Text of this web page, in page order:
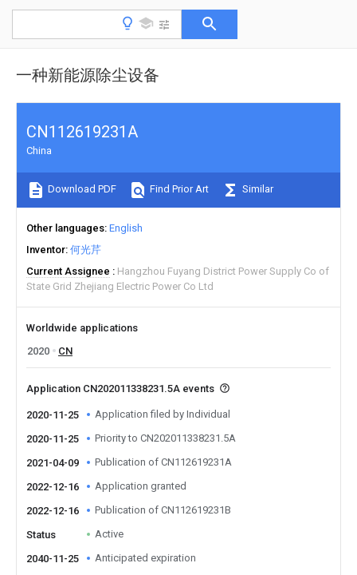
一种新能源除尘设备
CN112619231A
China
Download PDF Find Prior Art Similar
Other languages English
Inventor 何光芹
Current Assignee
Hangzhou Fuyang District Power Supply Co of
State Grid Zhejiang Electric Power Co Ltd
Worldwide applications
2020
CN
Application CN202011338231.5A events
2020-11-25 Application filed by Individual
2020-11-25 Priority to CN202011338231.5A
2021-04-09 Publication of CN112619231A
2022-12-16 Application granted
2022-12-16 Publication of CN112619231B
Status Active
2040-11-25 Anticipated expiration